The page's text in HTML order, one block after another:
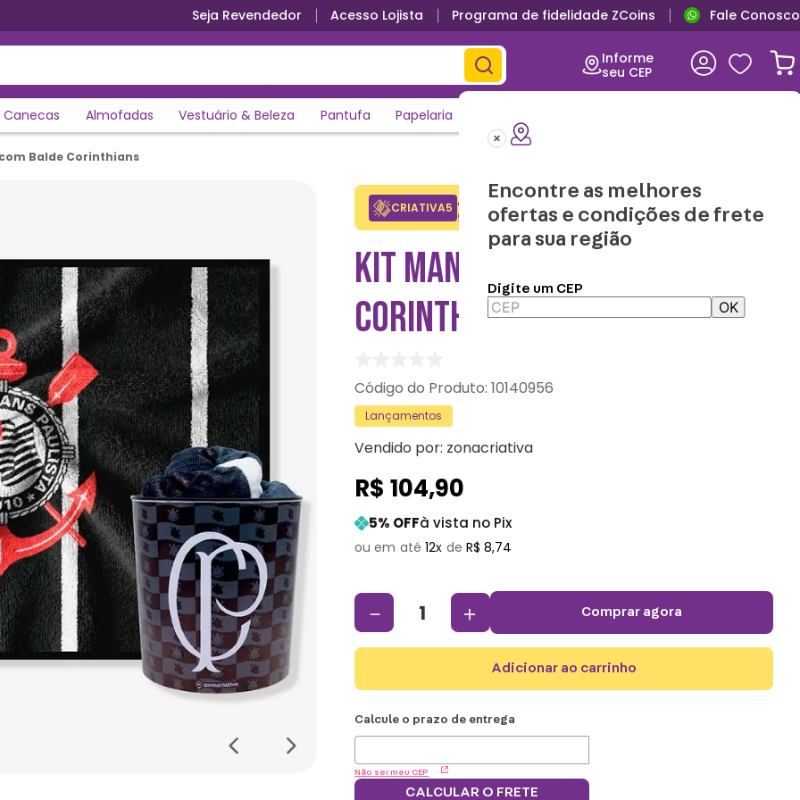
Seja Revendedor Acesso Lojista Programa de fidelidade ZCoins Fale Conosco
Informe
seu CEP
Encontre as melhores
ofertas e condições de frete
para sua região
Digite um CEP
OK
Canecas Almofadas Vestuário & Beleza Pantufa Papelaria
Balde Corinthians
CRIATIVA5 Adicione o cupom no carrinho e
ganhe desconto na 1a compra.
Copiar
KIT MANTA COM BALDE
CORINTHIANS
:10140956
Lançamentos
Vendido por: zonacriativa
R$ 104,90
5% OFFà vista no Pix
12 R$ 8,74
＋
－ comprar agora
adicionar ao carrinho
Não sei meu CEP
CALCULAR O FRETE